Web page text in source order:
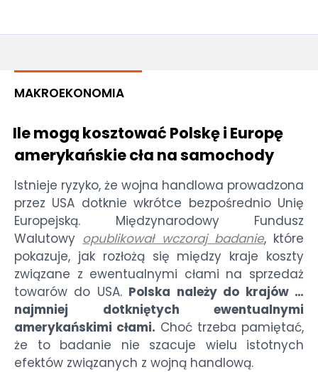
MAKROEKONOMIA
Ile mogą kosztować Polskę i Europę
amerykańskie cła na samochody
Istnieje ryzyko, że wojna handlowa prowadzona
przez USA dotknie wkrótce bezpośrednio Unię
Europejską. Międzynarodowy Fundusz
Walutowy opublikował wczoraj badanie, które
pokazuje, jak rozłożą się między kraje koszty
związane z ewentualnymi cłami na sprzedaż
towarów do USA. Polska należy do krajów …
najmniej dotkniętych ewentualnymi
amerykańskimi cłami. Choć trzeba pamiętać,
że to badanie nie szacuje wielu istotnych
efektów związanych z wojną handlową.